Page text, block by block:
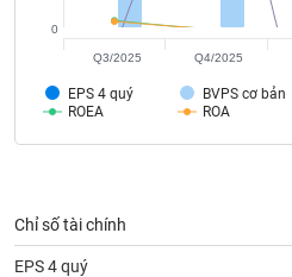
EPS 4 quý BVPS cơ bản
ROEA
ROA
0
Q3/2025 Q4/2025
Chỉ số tài chính
EPS 4 quý
liệu